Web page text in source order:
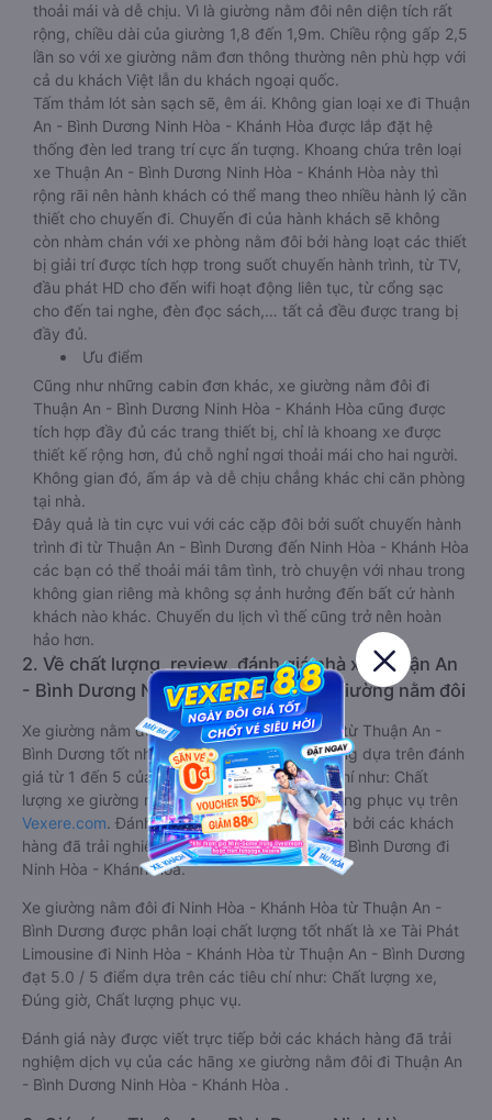
thoải mái và dễ chịu. Vì là giường nằm đôi nên diện tích rất
rộng, chiều dài của giường 1,8 đến 1,9m. Chiều rộng gấp 2,5
lần so với xe giường nằm đơn thông thường nên phù hợp với
cả du khách Việt lẫn du khách ngoại quốc.
Tấm thảm lót sàn sạch sẽ, êm ái. Không gian loại xe đi Thuận
An - Bình Dương Ninh Hòa - Khánh Hòa được lắp đặt hệ
thống đèn led trang trí cực ấn tượng. Khoang chứa trên loại
xe Thuận An - Bình Dương Ninh Hòa - Khánh Hòa này thì
rộng rãi nên hành khách có thể mang theo nhiều hành lý cần
thiết cho chuyến đi. Chuyến đi của hành khách sẽ không
còn nhàm chán với xe phòng nằm đôi bởi hàng loạt các thiết
bị giải trí được tích hợp trong suốt chuyến hành trình, từ TV,
đầu phát HD cho đến wifi hoạt động liên tục, từ cổng sạc
cho đến tai nghe, đèn đọc sách,… tất cả đều được trang bị
đầy đủ.
Ưu điểm
Cũng như những cabin đơn khác, xe giường nằm đôi đi
Thuận An - Bình Dương Ninh Hòa - Khánh Hòa cũng được
tích hợp đầy đủ các trang thiết bị, chỉ là khoang xe được
thiết kế rộng hơn, đủ chỗ nghỉ ngơi thoải mái cho hai người.
Không gian đó, ấm áp và dễ chịu chẳng khác chi căn phòng
tại nhà.
Đây quả là tin cực vui với các cặp đôi bởi suốt chuyến hành
trình đi từ Thuận An - Bình Dương đến Ninh Hòa - Khánh Hòa
các bạn có thể thoải mái tâm tình, trò chuyện với nhau trong
không gian riêng mà không sợ ảnh hưởng đến bất cứ hành
khách nào khác. Chuyến du lịch vì thế cũng trở nên hoàn
hảo hơn.
2. Về chất lượng, review, đánh giá nhà xe Thuận An
- Bình Dương Ninh Hòa - Khánh Hòa giường nằm đôi
Xe giường nằm đôi đi Ninh Hòa - Khánh Hòa từ Thuận An -
Bình Dương tốt nhất được phân loại chất lượng dựa trên đánh
giá từ 1 đến 5 của khách hàng với các tiêu chí như: Chất
lượng xe giường nằm đôi, Đúng giờ, Chất lượng phục vụ trên
Vexere.com. Đánh giá này được viết trực tiếp bởi các khách
hàng đã trải nghiệm các hãng Xe Thuận An - Bình Dương đi
Ninh Hòa - Khánh Hòa.
Xe giường nằm đôi đi Ninh Hòa - Khánh Hòa từ Thuận An -
Bình Dương được phân loại chất lượng tốt nhất là xe Tài Phát
Limousine đi Ninh Hòa - Khánh Hòa từ Thuận An - Bình Dương
đạt 5.0 / 5 điểm dựa trên các tiêu chí như: Chất lượng xe,
Đúng giờ, Chất lượng phục vụ.
Đánh giá này được viết trực tiếp bởi các khách hàng đã trải
nghiệm dịch vụ của các hãng xe giường nằm đôi đi Thuận An
- Bình Dương Ninh Hòa - Khánh Hòa .